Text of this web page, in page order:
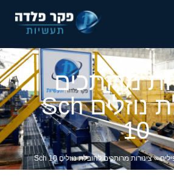
מרותכים
להובלת נוזלים Sch
10
»צינורות מרותכים להובלת נוזלים Sch 10